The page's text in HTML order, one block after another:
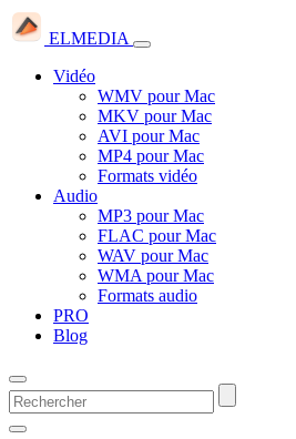
ELMEDIA
Vidéo
WMV pour Mac
MKV pour Mac
AVI pour Mac
MP4 pour Mac
Formats vidéo
Audio
MP3 pour Mac
FLAC pour Mac
WAV pour Mac
WMA pour Mac
Formats audio
PRO
Blog